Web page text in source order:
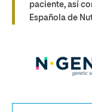
paciente, así
Española de